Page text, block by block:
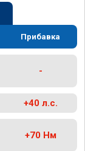
Прибавка
-
+40 л.с.
+70 Нм